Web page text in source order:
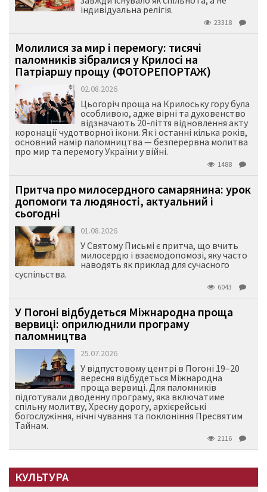
індивідуальна релігія.
23318
Молилися за мир і перемогу: тисячі
паломників зібралися у Крилосі на
Патріаршу прощу (ФОТОРЕПОРТАЖ)
02.08.2026
Цьогоріч проща на Крилоську гору була
особливою, адже вірні та духовенство
відзначають 20-ліття відновлення акту
коронації чудотворної ікони. Як і останні кілька років,
основний намір паломництва — безперервна молитва
про мир та перемогу України у війні.
1488
Притча про милосердного самарянина: урок
допомоги та людяності, актуальний і
сьогодні
01.08.2026
У Святому Письмі є притча, що вчить
милосердю і взаємодопомозі, яку часто
наводять як приклад для сучасного
суспільства.
6043
У Погоні відбудеться Міжнародна проща
вервиці: оприлюднили програму
паломництва
25.07.2026
У відпустовому центрі в Погоні 19–20
вересня відбудеться Міжнародна
проща вервиці. Для паломників
підготували дводенну програму, яка включатиме
спільну молитву, Хресну дорогу, архієрейські
богослужіння, нічні чування та поклоніння Пресвятим
Тайнам.
2116
КУЛЬТУРА